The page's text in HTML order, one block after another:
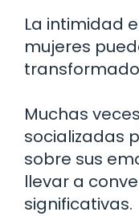
La intimidad
mujeres
Muchas
socializadas
sobre sus
llevar a
significativas.